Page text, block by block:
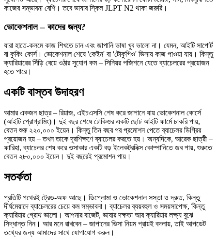
কাজের সম্ভাবনা বেশি। তবে ভাষার স্কিল JLPT N2 থাকা জরুরি।
ভোকেশনাল – কাদের জন্য?
যারা হাতে-কলমে কাজ শিখতে চান এবং জাপানি ভাষা খুব ভালো না। যেমন, আইটি সাপোর্ট
বা কুকিং কোর্স। ভোকেশনাল শেষে 'কেইন' বা 'টোকুগিও' ভিসায় কাজ পাওয়া যায়। কিন্তু
ক্যারিয়ারের সিঁড়ি বেয়ে ওঠার সুযোগ কম – সিনিয়র পজিশনে যেতে ব্যাচেলরের প্রয়োজন
হতে পারে।
একটি বাস্তব উদাহরণ
আমার একজন ছাত্র – রিয়াজ, এইচএসসি শেষ করে জাপানে যায় ভোকেশনাল কোর্সে
(আইটি প্রোগ্রামিং)। দুই বছর শেষে টোকিওর একটি ছোট আইটি ফার্মে চাকরি পায়,
বেতন শুরু ২২০,০০০ ইয়েন। কিন্তু তিন বছর পর প্রমোশন পেতে ব্যাচেলর ডিগ্রির
প্রয়োজন হয় – তখন তাকে দূরশিক্ষণে ব্যাচেলর করতে হয়। অন্যদিকে, আরেক ছাত্রী –
ফারিহা, ব্যাচেলর শেষ করে ওসাকার একটি বড় ইলেকট্রনিক্স কোম্পানিতে জব পায়, শুরুতে
বেতন ২৮০,০০০ ইয়েন। দুই বছরেই প্রমোশন পায়।
সতর্কতা
প্রতিটি পথেরই ট্রেড-অফ আছে। ডিপ্লোমা ও ভোকেশনাল সস্তা ও দ্রুত, কিন্তু
দীর্ঘমেয়াদে ব্যাচেলরের চেয়ে কম সম্ভাবনা। ব্যাচেলর ব্যয়বহুল ও সময়সাপেক্ষ, কিন্তু
ক্যারিয়ার গ্রোথ ভালো। আপনার বাজেট, ভাষার দক্ষতা আর ক্যারিয়ার লক্ষ্য বুঝে
সিদ্ধান্ত নিন। আর মনে রাখবেন – জাপানের ভিসা নিয়ম প্রায়ই বদলায়, তাই আপডেট
তথ্যের জন্য আমাদের সাথে যোগাযোগ করুন।